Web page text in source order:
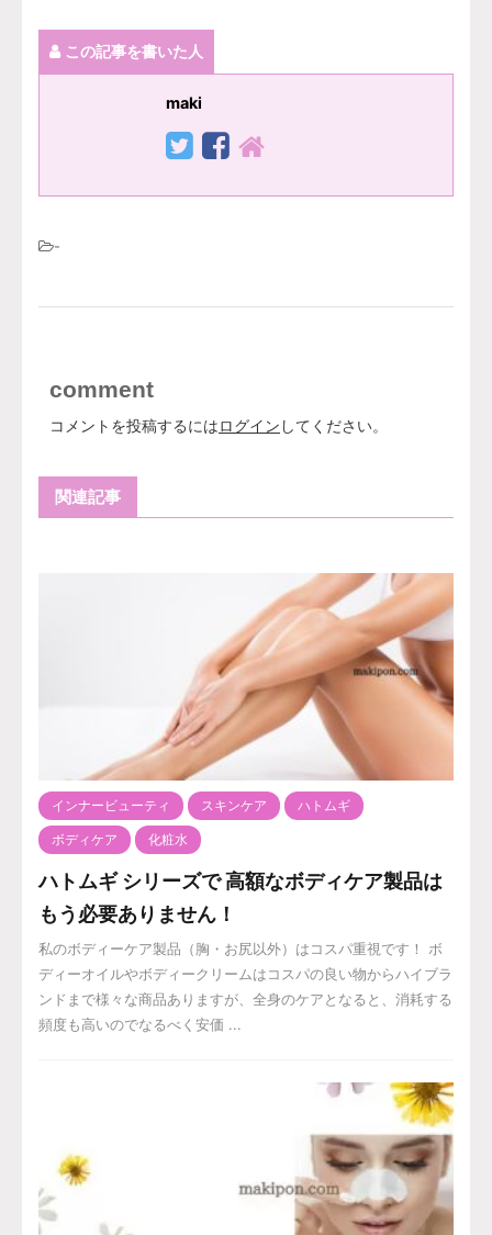
この記事を書いた人
maki
-
comment
コメントを投稿するにはログイン してください。
関連記事
インナービューティ スキンケア ハトムギ
ボディケア 化粧水
ハトムギ シリーズで 高額なボディケア製品は
もう必要ありません！
私のボディーケア製品（胸・お尻以外）はコスパ重視です！ ボ
ディーオイルやボディークリームはコスパの良い物からハイブラ
ンドまで様々な商品ありますが、全身のケアとなると、消耗する
頻度も高いのでなるべく安価 ...